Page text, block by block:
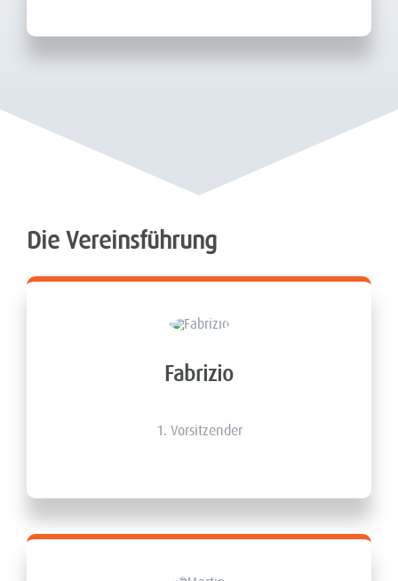
Die Vereinsführung
Fabrizio
1. Vorsitzender